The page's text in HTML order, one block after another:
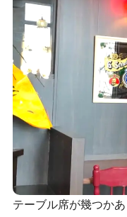
テーブル席が幾つか